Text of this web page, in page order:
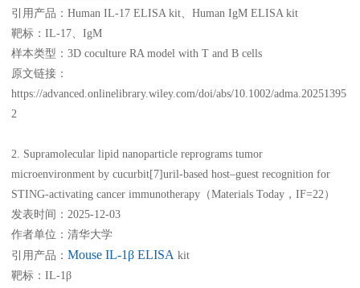
引用产品：Human IL-17 ELISA kit、Human IgM ELISA kit
靶标：IL-17、IgM
样本类型：3D coculture RA model with T and B cells
原文链接：
https://advanced.onlinelibrary.wiley.com/doi/abs/10.1002/adma.20251395
2
2. Supramolecular lipid nanoparticle reprograms tumor
microenvironment by cucurbit[7]uril-based host–guest recognition for
STING-activating cancer immunotherapy（Materials Today，IF=22）
发表时间：2025-12-03
作者单位：清华大学
引用产品： Mouse IL-1β ELISA kit
靶标：IL-1β